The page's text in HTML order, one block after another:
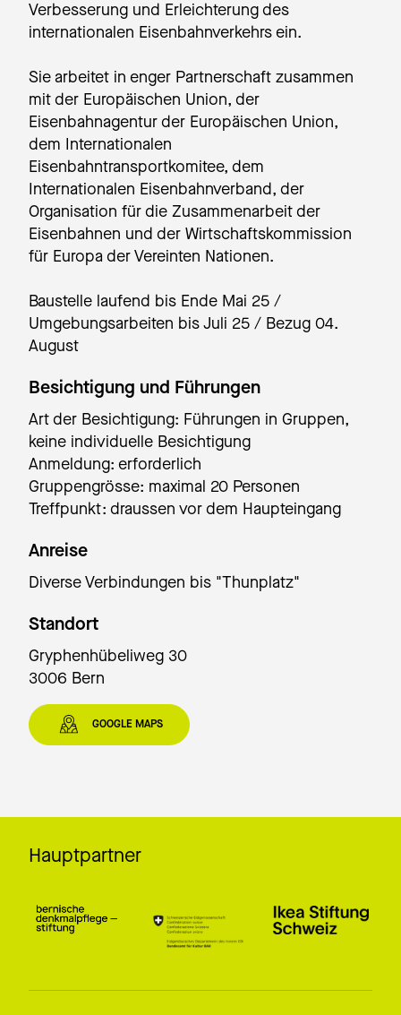
Verbesserung und Erleichterung des
internationalen Eisenbahnverkehrs ein.
Sie arbeitet in enger Partnerschaft zusammen
mit der Europäischen Union, der
Eisenbahnagentur der Europäischen Union,
dem Internationalen
Eisenbahntransportkomitee, dem
Internationalen Eisenbahnverband, der
Organisation für die Zusammenarbeit der
Eisenbahnen und der Wirtschaftskommission
für Europa der Vereinten Nationen.
Baustelle laufend bis Ende Mai 25 /
Umgebungsarbeiten bis Juli 25 / Bezug 04.
August
Besichtigung und Führungen
Art der Besichtigung: Führungen in Gruppen,
keine individuelle Besichtigung
Anmeldung: erforderlich
Gruppengrösse: maximal 20 Personen
Treffpunkt: draussen vor dem Haupteingang
Anreise
Diverse Verbindungen bis "Thunplatz"
Standort
Gryphenhübeliweg 30
3006 Bern
GOOGLE MAPS
Hauptpartner